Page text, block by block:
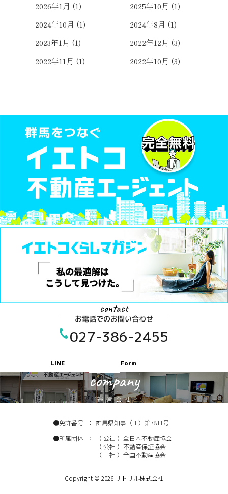
2026年1月 (1) 2025年10月 (1)
2024年10月 (1) 2024年8月 (1)
2023年1月 (1) 2022年12月 (3)
2022年11月 (1) 2022年10月 (3)
contact
お電話でのお問い合わせ
027-386-2455
LINE Form
company
運営会社
免許番号
群馬県知事（ 1 ）第7811号
所属団体
（ 公社 ）全日本不動産協会
（ 公社 ）不動産保証協会
（ 一社 ）全国不動産協会
Copyright © 2026 リトリル株式会社